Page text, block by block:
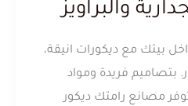
والبراويز
بيتك مع ديكورات انيقة،
بتصاميم فريدة ومواد
مصانع رامتك ديكور